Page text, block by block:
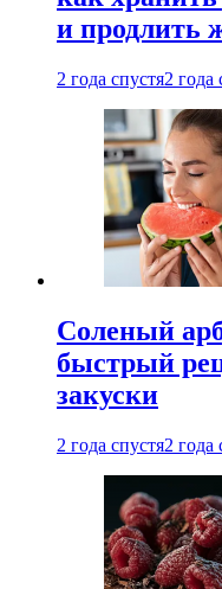
и продлить
2 года спустя2 года
Соленый
быстрый
закуски
2 года спустя2 года